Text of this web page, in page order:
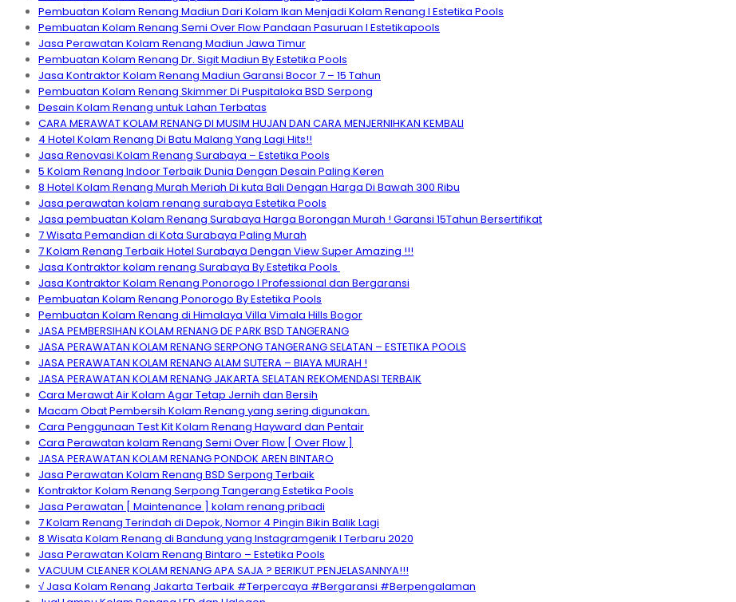
Pembuatan Kolam Renang Madiun Dari Kolam Ikan Menjadi Kolam Renang I Estetika Pools
Pembuatan Kolam Renang Semi Over Flow Pandaan Pasuruan I Estetikapools
Jasa Perawatan Kolam Renang Madiun Jawa Timur
Pembuatan Kolam Renang Dr. Sigit Madiun By Estetika Pools
Jasa Kontraktor Kolam Renang Madiun Garansi Bocor 7 – 15 Tahun
Pembuatan Kolam Renang Skimmer Di Puspitaloka BSD Serpong
Desain Kolam Renang untuk Lahan Terbatas
CARA MERAWAT KOLAM RENANG DI MUSIM HUJAN DAN CARA MENJERNIHKAN KEMBALI
4 Hotel Kolam Renang Di Batu Malang Yang Lagi Hits!!
Jasa Renovasi Kolam Renang Surabaya – Estetika Pools
5 Kolam Renang Indoor Terbaik Dunia Dengan Desain Paling Keren
8 Hotel Kolam Renang Murah Meriah Di kuta Bali Dengan Harga Di Bawah 300 Ribu
Jasa perawatan kolam renang surabaya Estetika Pools
Jasa pembuatan Kolam Renang Surabaya Harga Borongan Murah ! Garansi 15Tahun Bersertifikat
7 Wisata Pemandian di Kota Surabaya Paling Murah
7 Kolam Renang Terbaik Hotel Surabaya Dengan View Super Amazing !!!
Jasa Kontraktor kolam renang Surabaya By Estetika Pools
Jasa Kontraktor Kolam Renang Ponorogo I Professional dan Bergaransi
Pembuatan Kolam Renang Ponorogo By Estetika Pools
Pembuatan Kolam Renang di Himalaya Villa Vimala Hills Bogor
JASA PEMBERSIHAN KOLAM RENANG DE PARK BSD TANGERANG
JASA PERAWATAN KOLAM RENANG SERPONG TANGERANG SELATAN – ESTETIKA POOLS
JASA PERAWATAN KOLAM RENANG ALAM SUTERA – BIAYA MURAH !
JASA PERAWATAN KOLAM RENANG JAKARTA SELATAN REKOMENDASI TERBAIK
Cara Merawat Air Kolam Agar Tetap Jernih dan Bersih
Macam Obat Pembersih Kolam Renang yang sering digunakan.
Cara Penggunaan Test Kit Kolam Renang Hayward dan Pentair
Cara Perawatan kolam Renang Semi Over Flow [ Over Flow ]
JASA PERAWATAN KOLAM RENANG PONDOK AREN BINTARO
Jasa Perawatan Kolam Renang BSD Serpong Terbaik
Kontraktor Kolam Renang Serpong Tangerang Estetika Pools
Jasa Perawatan [ Maintenance ] kolam renang pribadi
7 Kolam Renang Terindah di Depok, Nomor 4 Pingin Bikin Balik Lagi
8 Wisata Kolam Renang di Bandung yang Instagramgenik I Terbaru 2020
Jasa Perawatan Kolam Renang Bintaro – Estetika Pools
VACUUM CLEANER KOLAM RENANG APA SAJA ? BERIKUT PENJELASANNYA!!!
√ Jasa Kolam Renang Jakarta Terbaik #Terpercaya #Bergaransi #Berpengalaman